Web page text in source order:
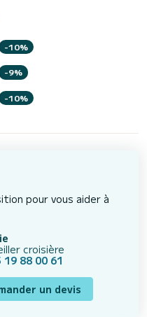
-10%
-9%
-10%
pour vous aider à
croisière
19 88 00 61
un devis